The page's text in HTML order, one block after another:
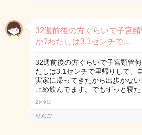
32週前後の方ぐらいで子宮
か?わたしは3.1センチで…
32週前後の方ぐらいで子宮頸管
たしは3.1センチで里帰りして、
実家に帰ってきたから出歩かな
止め飲んでます。でもずっと寝
2月9日
りんご